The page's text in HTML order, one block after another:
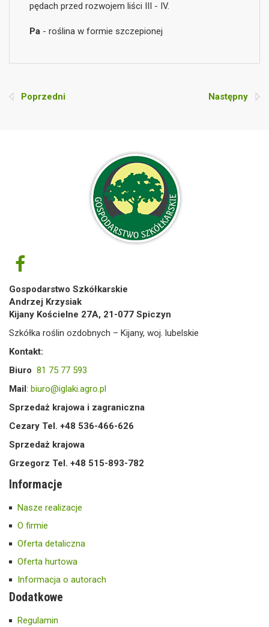
pędach przed rozwojem liści III - IV.
Pa - roślina w formie szczepionej
Poprzedni Następny
Gospodarstwo Szkółkarskie
Andrzej Krzysiak
Kijany Kościelne 27A, 21-077 Spiczyn
Szkółka roślin ozdobnych – Kijany, woj. lubelskie
Kontakt:
Biuro 81 75 77 593
Mail: biuro@iglaki.agro.pl
Sprzedaż krajowa i zagraniczna
Cezary Tel. +48 536-466-626
Sprzedaż krajowa
Grzegorz Tel. +48 515-893-782
Informacje
Nasze realizacje
O firmie
Oferta detaliczna
Oferta hurtowa
Informacja o autorach
Dodatkowe
Regulamin